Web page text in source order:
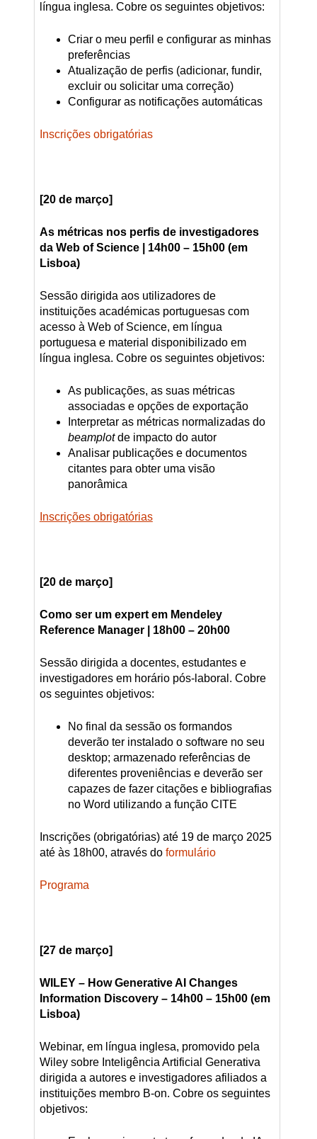
língua inglesa. Cobre os seguintes objetivos:
Criar o meu perfil e configurar as minhas
preferências
Atualização de perfis (adicionar, fundir,
excluir ou solicitar uma correção)
Configurar as notificações automáticas
Inscrições obrigatórias
[20 de março]
As métricas nos perfis de investigadores
da Web of Science | 14h00 – 15h00 (em
Lisboa)
Sessão dirigida aos utilizadores de
instituições académicas portuguesas com
acesso à Web of Science, em língua
portuguesa e material disponibilizado em
língua inglesa. Cobre os seguintes objetivos:
As publicações, as suas métricas
associadas e opções de exportação
Interpretar as métricas normalizadas do
beamplotde impacto do autor
Analisar publicações e documentos
citantes para obter uma visão
panorâmica
Inscrições obrigatórias
[20 de março]
Como ser um expert em Mendeley
Reference Manager | 18h00 – 20h00
Sessão dirigida a docentes, estudantes e
investigadores em horário pós-laboral. Cobre
os seguintes objetivos:
No final da sessão os formandos
deverão ter instalado o software no seu
desktop; armazenado referências de
diferentes proveniências e deverão ser
capazes de fazer citações e bibliografias
no Word utilizando a função CITE
Inscrições (obrigatórias) até 19 de março 2025
até às 18h00, através do formulário
Programa
[27 de março]
WILEY – How Generative AI Changes
Information Discovery – 14h00 – 15h00 (em
Lisboa)
Webinar, em língua inglesa, promovido pela
Wiley sobre Inteligência Artificial Generativa
dirigida a autores e investigadores afiliados a
instituições membro B-on. Cobre os seguintes
objetivos: